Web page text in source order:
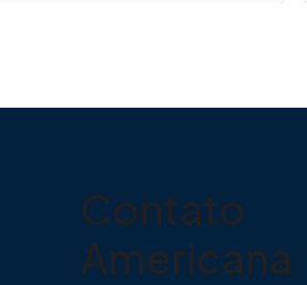
Contato
Americana